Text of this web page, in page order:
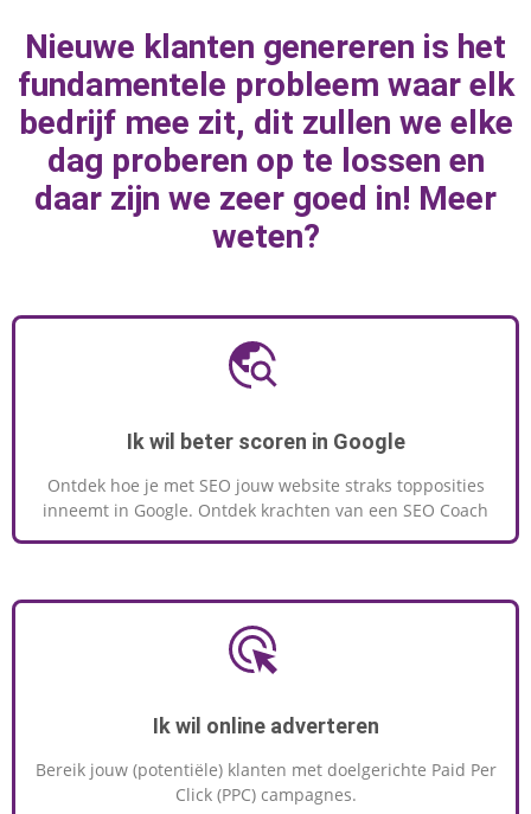
marketingknoppen te draaien om naar
geweldige resultaten toe te werken.
MEER INFORMATIE
Nieuwe klanten genereren is het
fundamentele probleem waar elk
bedrijf mee zit, dit zullen we elke
dag proberen op te lossen en
daar zijn we zeer goed in! Meer
weten?
Ik wil beter scoren in Google
Ontdek hoe je met SEO jouw website straks topposities
inneemt in Google. Ontdek krachten van een SEO Coach
Ik wil online adverteren
Bereik jouw (potentiële) klanten met doelgerichte Paid Per
Click (PPC) campagnes.